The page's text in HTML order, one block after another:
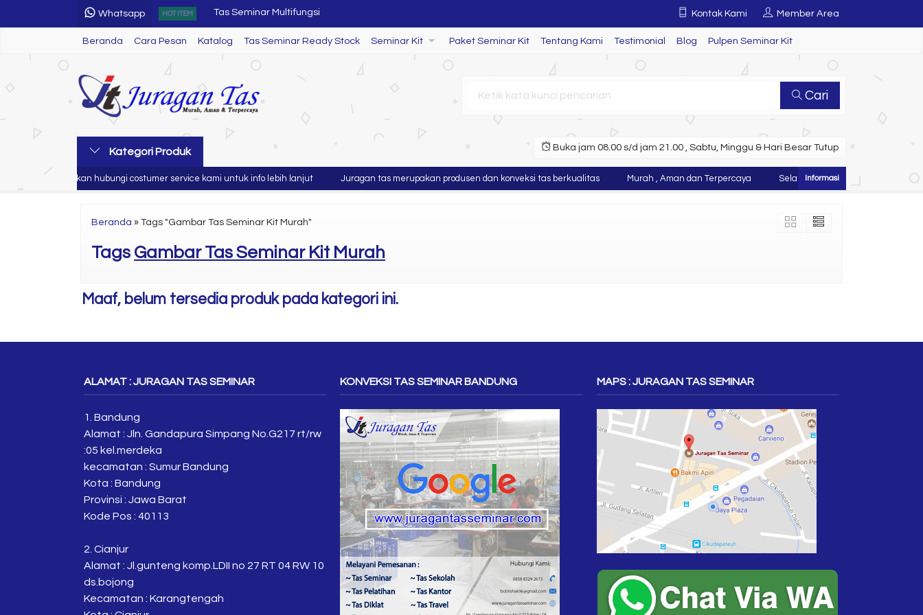
Whatsapp HOT ITEM
Tas Seminar R 19
Tas Seminar R 38
Tas Seminar SL 54
Tas Seminar SL 77
Tumbler
Tas Seminar Multifungsi
Kontak Kami Member Area
Beranda Cara Pesan Katalog Tas Seminar Ready Stock Seminar Kit Paket Seminar Kit Tentang Kami Testimonial Blog Pulpen Seminar Kit
Cari
Kategori Produk Buka jam 08.00 s/d jam 21.00 , Sabtu, Minggu & Hari Besar Tutup
Silahkan hubungi costumer service kami untuk info lebih lanjut Juragan tas merupakan produsen dan konveksi tas berkualitas Murah , Aman dan Terpercaya Selamat Datang di Website Juragan
Beranda » Tags "Gambar Tas Seminar Kit Murah"
Tags Gambar Tas Seminar Kit Murah
Maaf, belum tersedia produk pada kategori ini.
ALAMAT : JURAGAN TAS SEMINAR
1. Bandung
Alamat : Jln. Gandapura Simpang No.G217 rt/rw
:05 kel.merdeka
kecamatan : Sumur Bandung
Kota : Bandung
Provinsi : Jawa Barat
Kode Pos : 40113
2. Cianjur
Alamat : Jl.gunteng komp.LDII no 27 RT 04 RW 10
ds.bojong
Kecamatan : Karangtengah
KONVEKSI TAS SEMINAR BANDUNG MAPS : JURAGAN TAS SEMINAR